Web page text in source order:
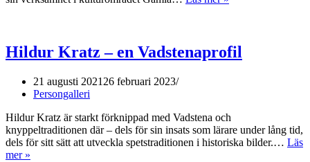
och
konsulent
Hildur Kratz – en Vadstenaprofil
21 augusti 2021 26 februari 2023
Persongalleri
Hildur Kratz är starkt förknippad med Vadstena och
knyppeltraditionen där – dels för sin insats som lärare under lång tid,
dels för sitt sätt att utveckla spetstraditionen i historiska bilder.… Läs
mer »